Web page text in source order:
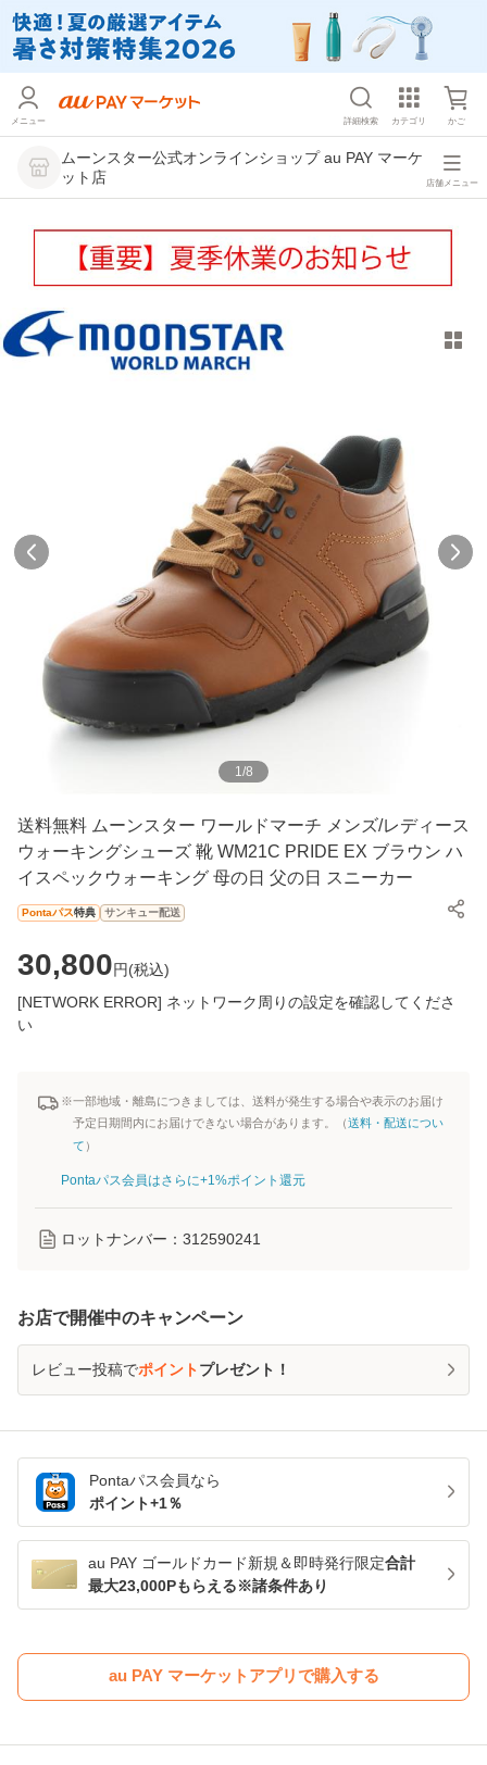
メニュー 詳細検索 カテゴリ かご
ムーンスター公式オンラインショップ au PAY マーケ
ット店
店舗メニュー
1 /8
送料無料 ムーンスター ワールドマーチ メンズ/レディース
ウォーキングシューズ 靴 WM21C PRIDE EX ブラウン ハ
イスペックウォーキング 母の日 父の日 スニーカー
Pontaパス特典 サンキュー配送
30,800円(税込)
[NETWORK ERROR] ネットワーク周りの設定を確認してくださ
い
※一部地域・離島につきましては、送料が発生する場合や表示のお届け
予定日期間内にお届けできない場合があります。（送料・配送につい
て ）
Pontaパス会員はさらに+1%ポイント還元
ロットナンバー： 312590241
お店で開催中のキャンペーン
レビュー投稿でポイントプレゼント！
Pontaパス会員なら
ポイント+1％
au PAY ゴールドカード新規＆即時発行限定合計
最大23,000Pもらえる※諸条件あり
au PAY マーケットアプリで購入する